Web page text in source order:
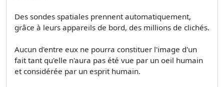
Des sondes spatiales prennent automatiquement,
grâce à leurs appareils de bord, des millions de clichés.
Aucun d'entre eux ne pourra constituer l'image d'un
fait tant qu'elle n'aura pas été vue par un oeil humain
et considérée par un esprit humain.